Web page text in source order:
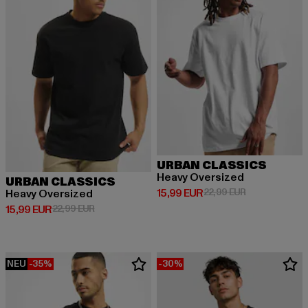
URBAN CLASSICS
Heavy Oversized
15,99 EUR
Derzeitiger Preis: 15,99 EUR
22,99 EURAktionspreis: 22,99 EUR
URBAN CLASSICS
Heavy Oversized
15,99 EUR
Derzeitiger Preis: 15,99 EUR
22,99 EURAktionspreis:
NEU -35% -30%